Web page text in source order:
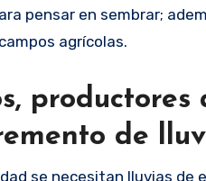
pensar en sembrar;
agrícolas.
de
se necesitan lluvias de